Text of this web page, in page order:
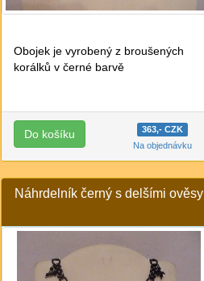
Obojek je vyrobený z broušených
korálků v černé barvě
363,- CZK
Na objednávku
Náhrdelník černý s delšími ověsy